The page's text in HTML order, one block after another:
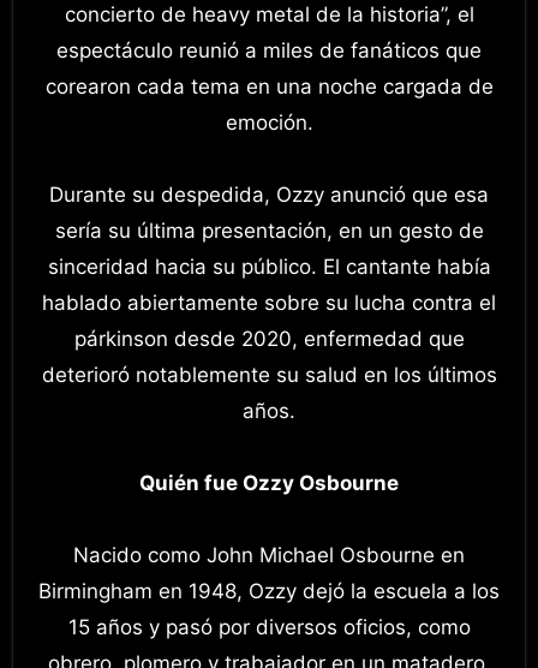
concierto de heavy metal de la historia”, el
espectáculo reunió a miles de fanáticos que
corearon cada tema en una noche cargada de
emoción.
Durante su despedida, Ozzy anunció que esa
sería su última presentación, en un gesto de
sinceridad hacia su público. El cantante había
hablado abiertamente sobre su lucha contra el
párkinson desde 2020, enfermedad que
deterioró notablemente su salud en los últimos
años.
Quién fue Ozzy Osbourne
Nacido como John Michael Osbourne en
Birmingham en 1948, Ozzy dejó la escuela a los
15 años y pasó por diversos oficios, como
obrero, plomero y trabajador en un matadero.